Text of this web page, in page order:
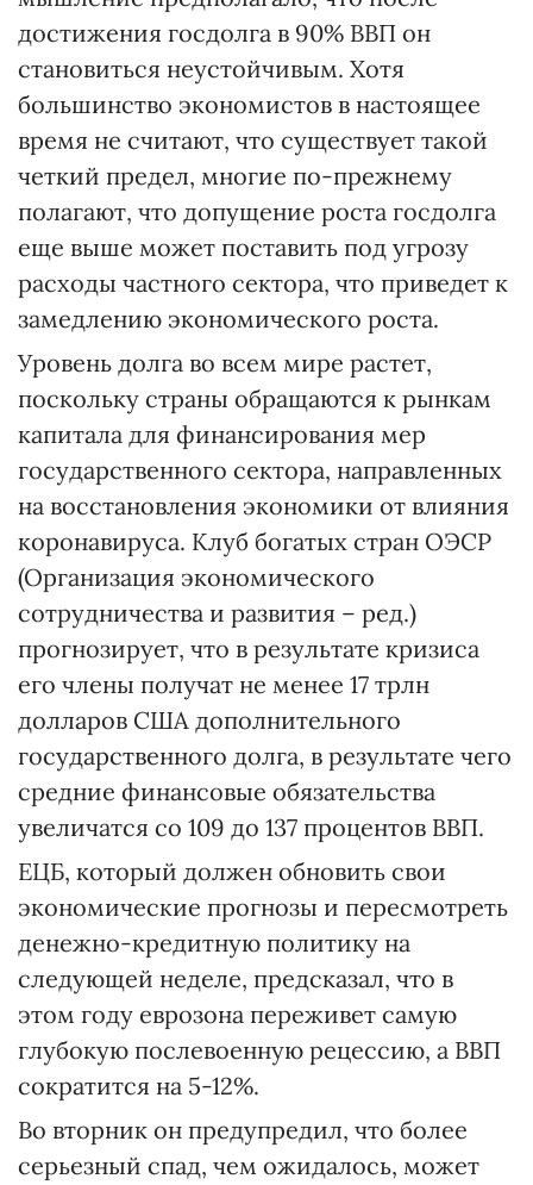
достижения госдолга в 90% ВВП он
становиться неустойчивым. Хотя
большинство экономистов в настоящее
время не считают, что существует такой
четкий предел, многие по-прежнему
полагают, что допущение роста госдолга
еще выше может поставить под угрозу
расходы частного сектора, что приведет к
замедлению экономического роста.
Уровень долга во всем мире растет,
поскольку страны обращаются к рынкам
капитала для финансирования мер
государственного сектора, направленных
на восстановления экономики от влияния
коронавируса. Клуб богатых стран ОЭСР
(Организация экономического
сотрудничества и развития – ред.)
прогнозирует, что в результате кризиса
его члены получат не менее 17 трлн
долларов США дополнительного
государственного долга, в результате чего
средние финансовые обязательства
увеличатся со 109 до 137 процентов ВВП.
ЕЦБ, который должен обновить свои
экономические прогнозы и пересмотреть
денежно-кредитную политику на
следующей неделе, предсказал, что в
этом году еврозона переживет самую
глубокую послевоенную рецессию, а ВВП
сократится на 5-12%.
Во вторник он предупредил, что более
серьезный спад, чем ожидалось, может